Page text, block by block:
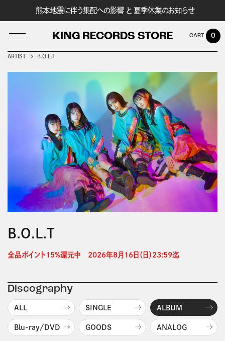
熊本地震に伴う集配への影響 と 夏季休業のお知らせ
KING RECORDS STORE 0
ARTIST B.O.L.T
B.O.L.T
全品ポイント15%還元中　2026年8月16日（日）23:59迄
Discography
ALL SINGLE ALBUM
Blu-ray/DVD GOODS ANALOG